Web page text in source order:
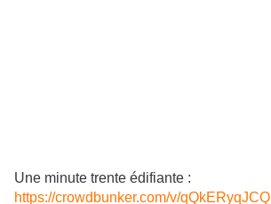
Une minute trente édifiante :
https://crowdbunker.com/v/qQkERyqJCQ